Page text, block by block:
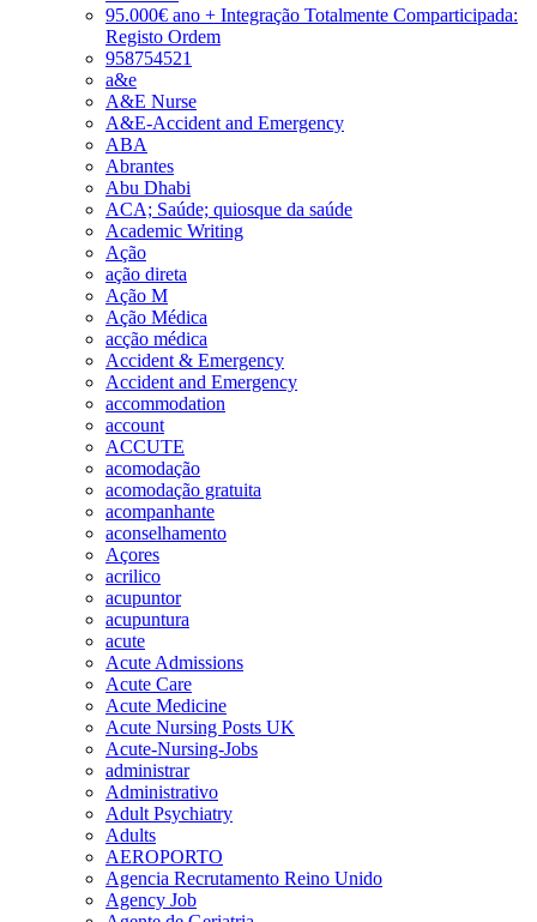
95.000€ ano + Integração Totalmente Comparticipada:
Registo Ordem
958754521
a&e
A&E Nurse
A&E-Accident and Emergency
ABA
Abrantes
Abu Dhabi
ACA; Saúde; quiosque da saúde
Academic Writing
Ação
ação direta
Ação M
Ação Médica
acção médica
Accident & Emergency
Accident and Emergency
accommodation
account
ACCUTE
acomodação
acomodação gratuita
acompanhante
aconselhamento
Açores
acrilico
acupuntor
acupuntura
acute
Acute Admissions
Acute Care
Acute Medicine
Acute Nursing Posts UK
Acute-Nursing-Jobs
administrar
Administrativo
Adult Psychiatry
Adults
AEROPORTO
Agencia Recrutamento Reino Unido
Agency Job